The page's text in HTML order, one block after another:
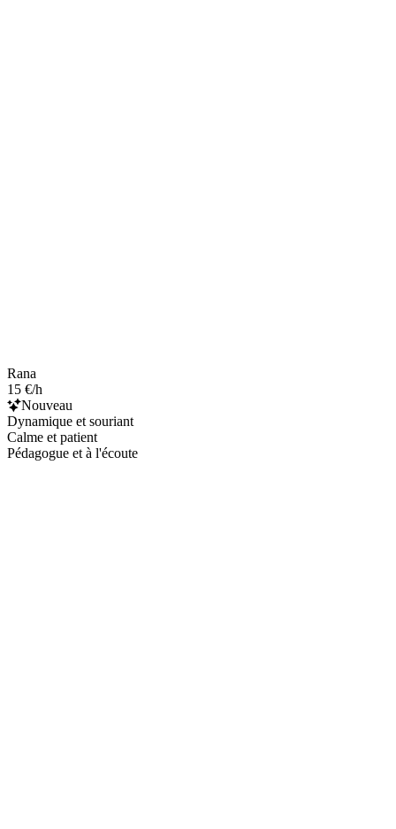
Rana
15 €/h
Nouveau
Dynamique et souriant
Calme et patient
Pédagogue et à l'écoute